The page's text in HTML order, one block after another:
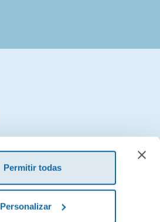
Permitir todas
Personalizar